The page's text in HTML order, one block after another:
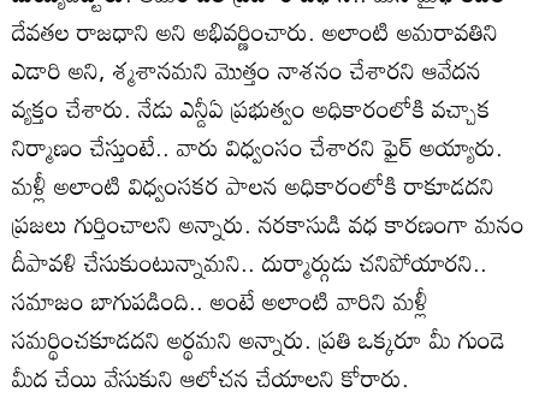
దేవతల రాజధాని అని అభివర్ణించారు. అలాంటి అమరావతిని
ఎడారి అని, శ్మశానమని మొత్తం నాశనం చేశారని ఆవేదన
వ్యక్తం చేశారు. నేడు ఎన్డీఏ ప్రభుత్వం అధికారంలోకి వచ్చాక
నిర్మాణం చేస్తుంటే.. వారు విధ్వంసం చేశారని ఫైర్ అయ్యారు.
మళ్లీ అలాంటి విధ్వంసకర పాలన అధికారంలోకి రాకూడదని
ప్రజలు గుర్తించాలని అన్నారు. నరకాసుడి వధ కారణంగా మనం
దీపావళి చేసుకుంటున్నామని.. దుర్మార్గుడు చనిపోయారని..
సమాజం బాగుపడింది.. అంటే అలాంటి వారిని మళ్లీ
సమర్థించకూడదని అర్థమని అన్నారు. ప్రతి ఒక్కరూ మీ గుండె
మీద చేయి వేసుకుని ఆలోచన చేయాలని కోరారు.